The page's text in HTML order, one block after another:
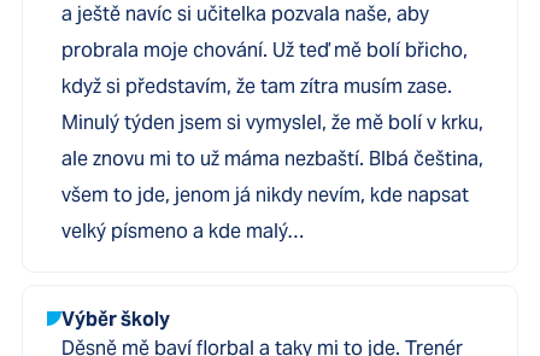
a ještě navíc si učitelka pozvala naše, aby
probrala moje chování. Už teď mě bolí břicho,
když si představím, že tam zítra musím zase.
Minulý týden jsem si vymyslel, že mě bolí v krku,
ale znovu mi to už máma nezbaští. Blbá čeština,
všem to jde, jenom já nikdy nevím, kde napsat
velký písmeno a kde malý…
Výběr školy
Děsně mě baví florbal a taky mi to jde. Trenér